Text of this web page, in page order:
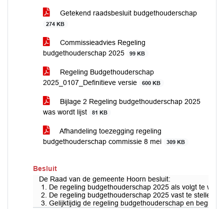
Getekend raadsbesluit budgethouderschap
274 KB
Commissieadvies Regeling
budgethouderschap 2025
99 KB
Regeling Budgethouderschap
2025_0107_Definitieve versie
600 KB
Bijlage 2 Regeling budgethouderschap 2025
was wordt lijst
81 KB
Afhandeling toezegging regeling
budgethouderschap commissie 8 mei
309 KB
Besluit
De Raad van de gemeente Hoorn besluit:
1. De regeling budgethouderschap 2025 als volgt te
2. De regeling budgethouderschap 2025 vast te stellen
3. Gelijktijdig de regeling budgethouderschap en